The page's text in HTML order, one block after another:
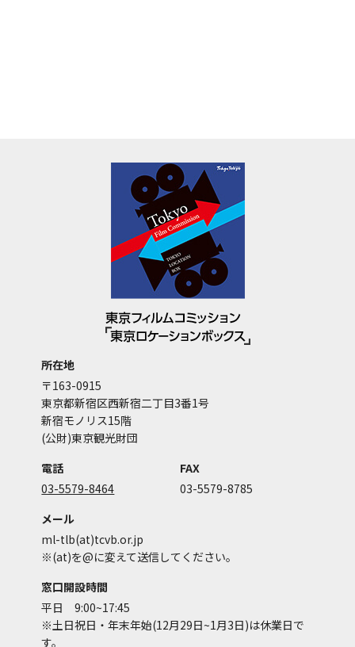
所在地
〒163-0915
東京都新宿区西新宿二丁目3番1号
新宿モノリス15階
(公財)東京観光財団
電話
03-5579-8464
FAX
03-5579-8785
メール
ml-tlb(at)tcvb.or.jp
※(at)を@に変えて送信してください。
窓口開設時間
平日 9:00~17:45
※土日祝日・年末年始(12月29日~1月3日)は休業日で
す。